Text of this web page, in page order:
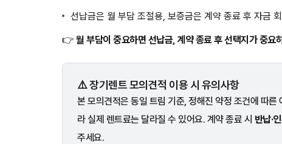
선납금은 월 부담 조절용, 보증금은 계약 종료 후 자금
👉 월 부담이 중요하면 선납금, 계약 종료 후 선택지가 중요
⚠️ 장기렌트 모의견적 이용 시 유의사항
본 모의견적은 동일 트림 기준, 정해진 약정 조건에 따
라 실제 렌트료는 달라질 수 있어요. 계약 종료 시 반납·
주세요.